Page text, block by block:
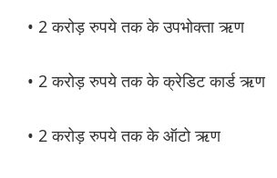
• 2 करोड़ रुपये तक के उपभोक्ता ऋण
• 2 करोड़ रुपये तक के क्रेडिट कार्ड ऋण
• 2 करोड़ रुपये तक के ऑटो ऋण